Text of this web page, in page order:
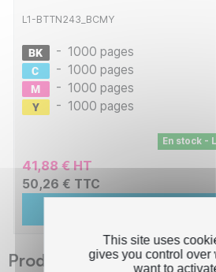
L1-BTTN243_BCMY
- 1000 pages
- 1000 pages
- 1000 pages
- 1000 pages
En stock -
41,88 € HT
50,26 € TTC
Produits suggérés Switch
This site uses
gives you control over
want to